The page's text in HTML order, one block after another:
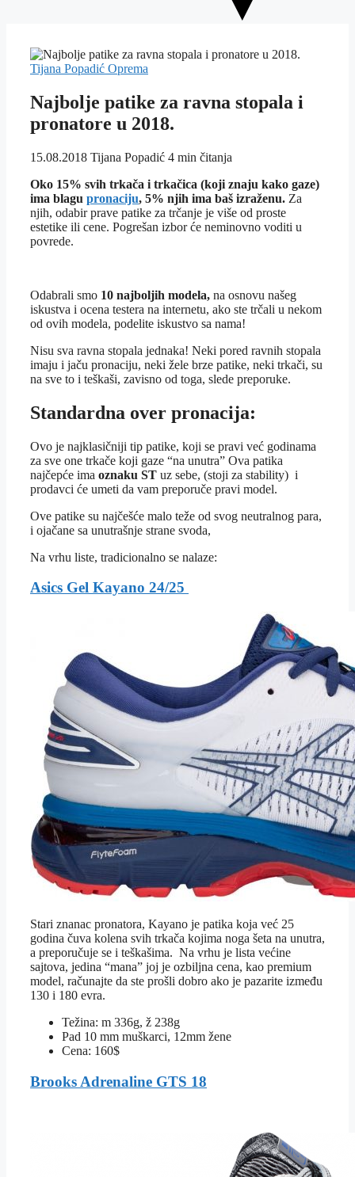
Tijana Popadić Oprema
Najbolje patike za ravna stopala i
pronatore u 2018.
15.08.2018 Tijana Popadić 4 min čitanja
Oko 15% svih trkača i trkačica (koji znaju kako gaze)
ima blagu pronaciju, 5% njih ima baš izraženu. Za
njih, odabir prave patike za trčanje je više od proste
estetike ili cene. Pogrešan izbor će neminovno voditi u
povrede.
Odabrali smo 10 najboljih modela, na osnovu našeg
iskustva i ocena testera na internetu, ako ste trčali u nekom
od ovih modela, podelite iskustvo sa nama!
Nisu sva ravna stopala jednaka! Neki pored ravnih stopala
imaju i jaču pronaciju, neki žele brze patike, neki trkači, su
na sve to i teškaši, zavisno od toga, slede preporuke.
Standardna over pronacija:
Ovo je najklasičniji tip patike, koji se pravi već godinama
za sve one trkače koji gaze “na unutra” Ova patika
najčepće ima oznaku ST uz sebe, (stoji za stability) i
prodavci će umeti da vam preporuče pravi model.
Ove patike su najčešće malo teže od svog neutralnog para,
i ojačane sa unutrašnje strane svoda,
Na vrhu liste, tradicionalno se nalaze:
Asics Gel Kayano 24/25
Stari znanac pronatora, Kayano je patika koja već 25
godina čuva kolena svih trkača kojima noga šeta na unutra,
a preporučuje se i teškašima. Na vrhu je lista većine
sajtova, jedina “mana” joj je ozbiljna cena, kao premium
model, računajte da ste prošli dobro ako je pazarite između
130 i 180 evra.
Težina: m 336g, ž 238g
Pad 10 mm muškarci, 12mm žene
Cena: 160$
Brooks Adrenaline GTS 18